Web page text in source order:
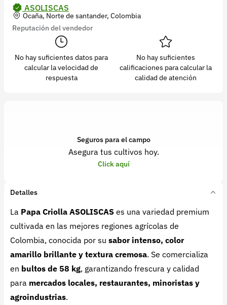
ASOLISCAS
Ocaña, Norte de santander, Colombia
Reputación del vendedor
No hay suficientes datos para
calcular la velocidad de
respuesta
No hay suficientes
calificaciones para calcular la
calidad de atención
Seguros para el campo
Asegura tus cultivos hoy.
Click aquí
Detalles
La Papa Criolla ASOLISCAS es una variedad premium
cultivada en las mejores regiones agrícolas de
Colombia, conocida por su sabor intenso, color
amarillo brillante y textura cremosa. Se comercializa
en bultos de 58 kg, garantizando frescura y calidad
para mercados locales, restaurantes, minoristas y
agroindustrias.